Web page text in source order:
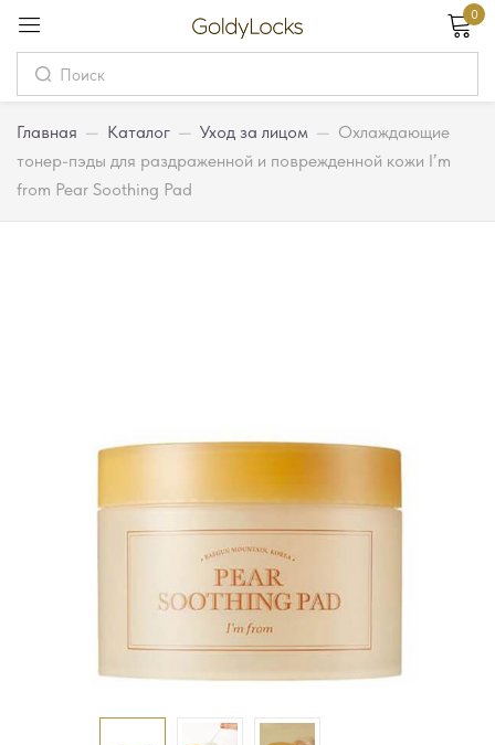
0
Главная — Каталог — Уход за лицом — Охлаждающие
тонер-пэды для раздраженной и поврежденной кожи I’m
from Pear Soothing Pad
Вход
Password